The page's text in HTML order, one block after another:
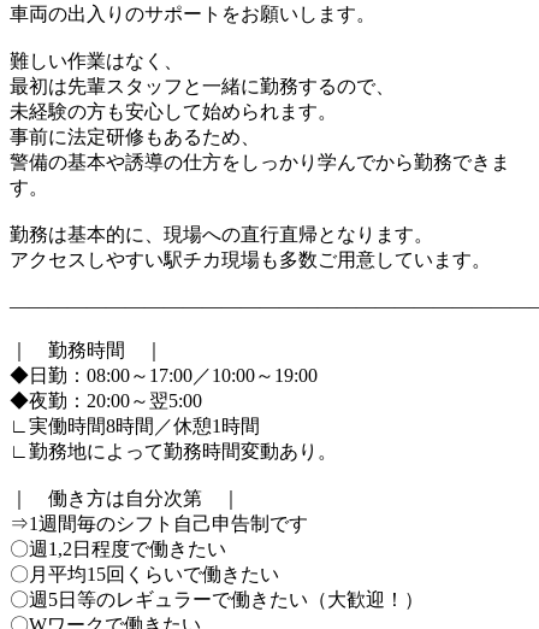
車両の出入りのサポートをお願いします。
難しい作業はなく、
最初は先輩スタッフと一緒に勤務するので、
未経験の方も安心して始められます。
事前に法定研修もあるため、
警備の基本や誘導の仕方をしっかり学んでから勤務できま
す。
勤務は基本的に、現場への直行直帰となります。
アクセスしやすい駅チカ現場も多数ご用意しています。
｜ 勤務時間 ｜
◆日勤：08:00～17:00／10:00～19:00
◆夜勤：20:00～翌5:00
∟実働時間8時間／休憩1時間
∟勤務地によって勤務時間変動あり。
｜ 働き方は自分次第 ｜
⇒1週間毎のシフト自己申告制です
〇週1,2日程度で働きたい
〇月平均15回くらいで働きたい
〇週5日等のレギュラーで働きたい（大歓迎！）
〇Wワークで働きたい